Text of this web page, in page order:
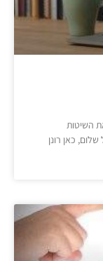
השיטות
כאן רונן